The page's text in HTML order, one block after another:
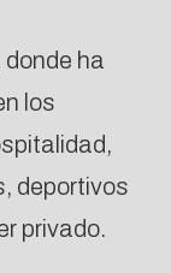
ha
los
deportivos
privado.